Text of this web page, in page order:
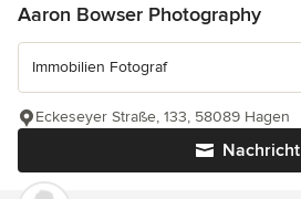
Aaron Bowser Photography
Immobilien Fotograf
Nachricht
Eckeseyer Straße, 133, 58089 Hagen